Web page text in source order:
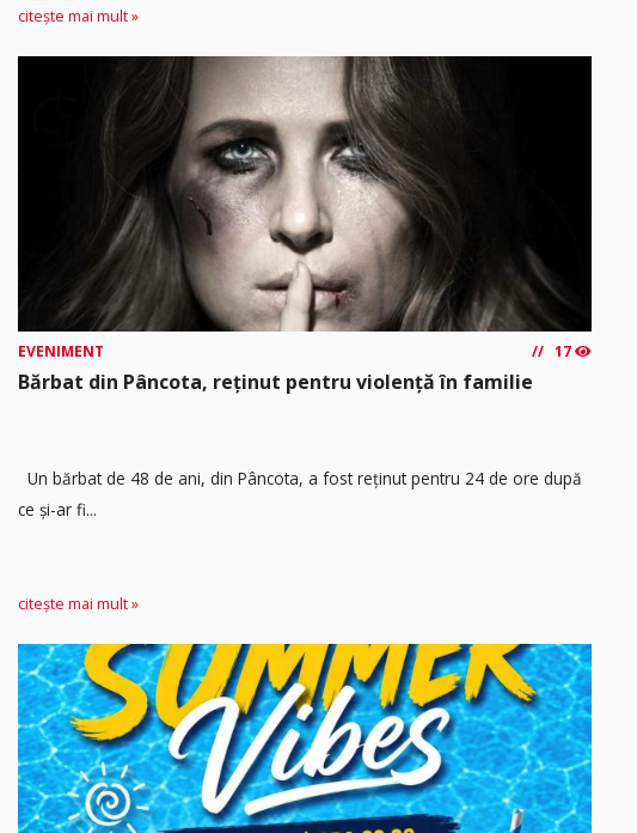
citește mai mult »
EVENIMENT 17
Bărbat din Pâncota, reținut pentru violență în familie
Un bărbat de 48 de ani, din Pâncota, a fost reținut pentru 24 de ore după
ce și-ar fi...
citește mai mult »